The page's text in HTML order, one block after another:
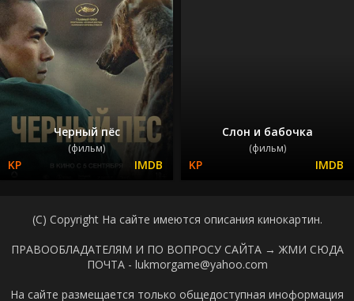
Черный пёс
(фильм)
Слон и бабочка
(фильм)
(C) Copyright На сайте имеются описания кинокартин.
ПРАВООБЛАДАТЕЛЯМ И ПО ВОПРОСУ САЙТА → ЖМИ СЮДА
ПОЧТА - lukmorgame@yahoo.com
На сайте размещается только общедоступная иноформация